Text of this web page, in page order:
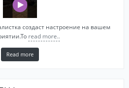
создаст настроение на вашем
read more..
Read more